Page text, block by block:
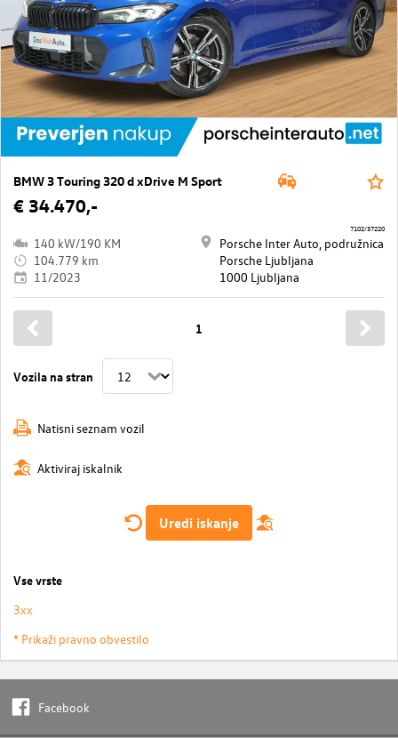
BMW 3 Touring 320 d xDrive M Sport
€ 34.470,-
140 kW/190 KM
104.779 km
11/2023
Porsche Inter Auto, podružnica
Porsche Ljubljana
1000 Ljubljana
7102/37220
Vozila na stran
1
Natisni seznam vozil
Aktiviraj iskalnik
Uredi iskanje
Vse vrste
3xx
* Prikaži pravno obvestilo
Facebook